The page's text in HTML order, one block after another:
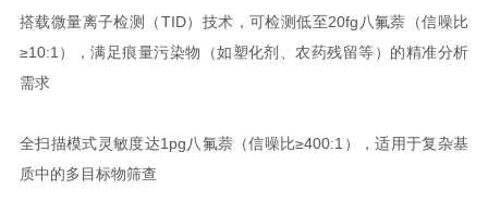
搭载微量离子检测（TID）技术，可检测低至20fg八氟萘（信噪比
≥10:1），满足痕量污染物（如塑化剂、农药残留等）的精准分析
需求
全扫描模式灵敏度达1pg八氟萘（信噪比≥400:1），适用于复杂基
质中的多目标物筛查